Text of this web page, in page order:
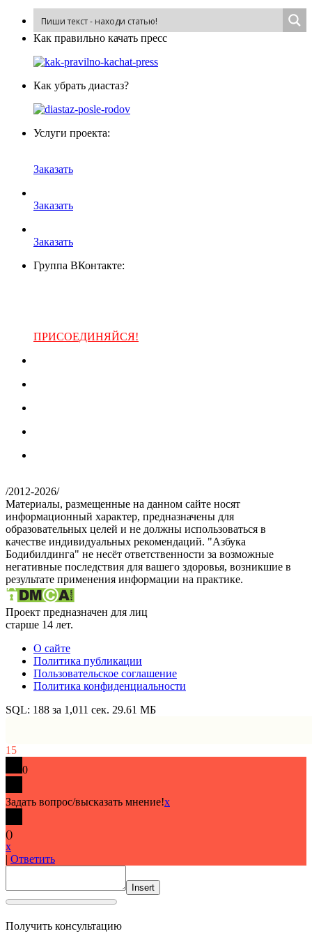
Как пра­виль­но ка­чать пресс
Как убрать диастаз?
Услуги проекта:
Заказать
Заказать
Заказать
Группа ВКонтакте:
ПРИСОЕДИНЯЙСЯ!
/2012-2026/
Материалы, размещенные на данном сайте носят
информационный характер, предназначены для
образовательных целей и не должны использоваться в
качестве индивидуальных рекомендаций. "Азбука
Бодибилдинга" не несёт ответственности за возможные
негативные последствия для вашего здоровья, возникшие в
результате применения информации на практике.
Проект предназначен для лиц
старше 14 лет.
О сайте
Политика публикации
Пользовательское соглашение
Политика конфиденциальности
SQL: 188 за 1,011 сек. 29.61 МБ
15
0
Задать вопрос/высказать мнение!x
()
x
| Ответить
Insert
Получить консультацию